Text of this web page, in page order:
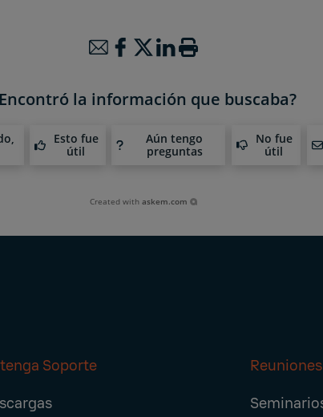
la información que buscaba?
Esto fue
útil
Aún tengo
preguntas
No fue
útil
Created withaskem.com
Soporte
Reuniones